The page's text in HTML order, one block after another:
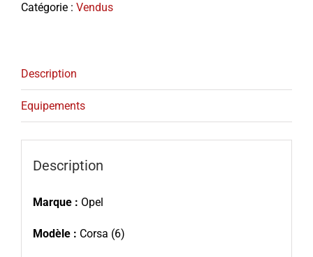
Catégorie : Vendus
Description
Equipements
Description
Marque : Opel
Modèle : Corsa (6)